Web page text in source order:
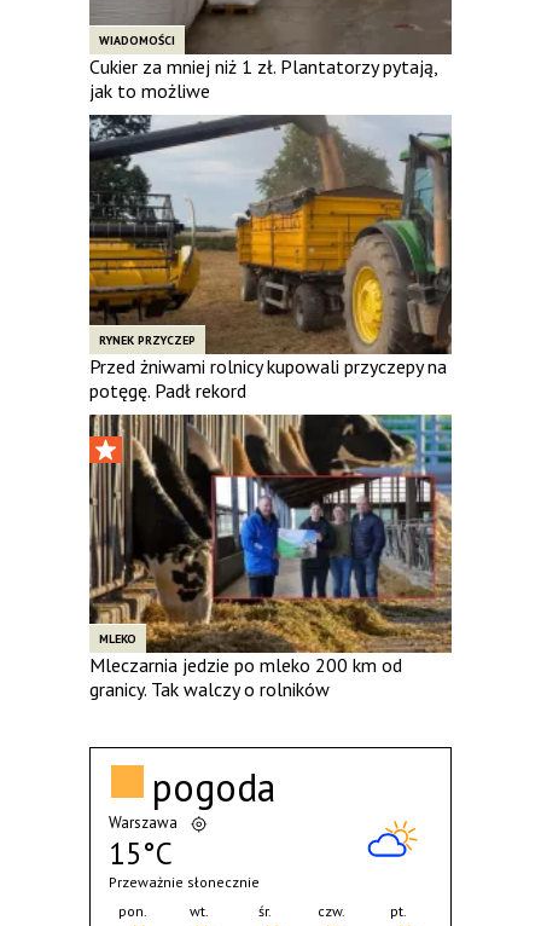
WIADOMOŚCI
Cukier za mniej niż 1 zł. Plantatorzy pytają,
jak to możliwe
RYNEK PRZYCZEP
Przed żniwami rolnicy kupowali przyczepy na
potęgę. Padł rekord
MLEKO
Mleczarnia jedzie po mleko 200 km od
granicy. Tak walczy o rolników
pogoda
Warszawa
15°C
Przeważnie słonecznie
pon.
wt. śr. czw. pt.